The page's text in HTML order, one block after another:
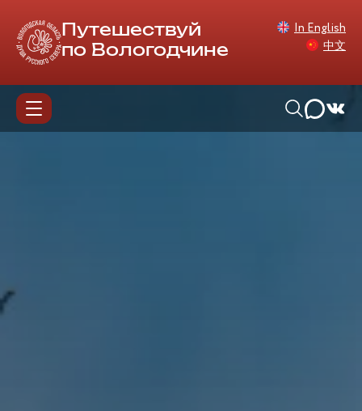
Путешествуй
по Вологодчине
In English
中文